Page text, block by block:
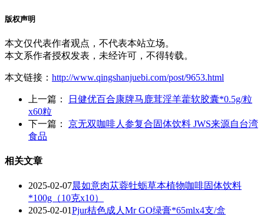
版权声明
本文仅代表作者观点，不代表本站立场。
本文系作者授权发表，未经许可，不得转载。
本文链接： http://www.qingshanjuebi.com/post/9653.html
上一篇：
日健优百合康牌马鹿茸淫羊藿软胶囊*0.5g/粒
x60粒
下一篇： 京无双咖啡人参复合固体饮料 JWS来源自台湾
食品
相关文章
2025-02-07晨如意肉苁蓉牡蛎草本植物咖啡固体饮料
*100g（10克x10）
2025-02-01Pjur桔色成人Mr GO绿膏*65mlx4支/盒